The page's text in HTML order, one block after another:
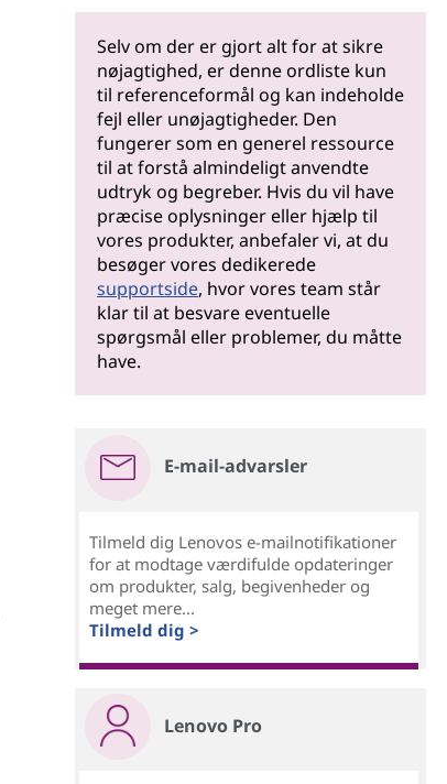
Selv om der er gjort alt for at sikre
nøjagtighed, er denne ordliste kun
til referenceformål og kan indeholde
fejl eller unøjagtigheder. Den
fungerer som en generel ressource
til at forstå almindeligt anvendte
udtryk og begreber. Hvis du vil have
præcise oplysninger eller hjælp til
vores produkter, anbefaler vi, at du
besøger vores dedikerede
supportside, hvor vores team står
klar til at besvare eventuelle
spørgsmål eller problemer, du måtte
have.
E-mail-advarsler
Tilmeld dig Lenovos e-mailnotifikationer
for at modtage værdifulde opdateringer
om produkter, salg, begivenheder og
meget mere...
Tilmeld dig >
Lenovo Pro